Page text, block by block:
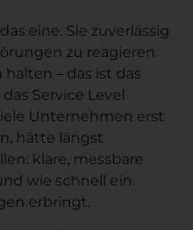
eine. Sie zuverlässig
zu reagieren
– das ist das
Service Level
Unternehmen erst
hätte längst
klare, messbare
wie schnell ein
erbringt.